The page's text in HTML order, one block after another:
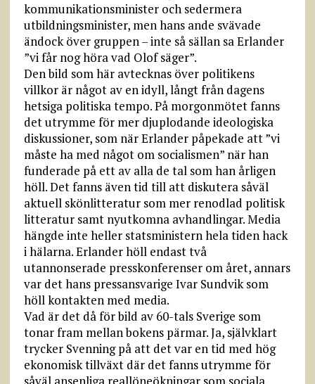
kommunikationsminister och sedermera
utbildningsminister, men hans ande svävade
ändock över gruppen – inte så sällan sa Erlander
”vi får nog höra vad Olof säger”.
Den bild som här avtecknas över politikens
villkor är något av en idyll, långt från dagens
hetsiga politiska tempo. På morgonmötet fanns
det utrymme för mer djuplodande ideologiska
diskussioner, som när Erlander påpekade att ”vi
måste ha med något om socialismen” när han
funderade på ett av alla de tal som han årligen
höll. Det fanns även tid till att diskutera såväl
aktuell skönlitteratur som mer renodlad politisk
litteratur samt nyutkomna avhandlingar. Media
hängde inte heller statsministern hela tiden hack
i hälarna. Erlander höll endast två
utannonserade presskonferenser om året, annars
var det hans pressansvarige Ivar Sundvik som
höll kontakten med media.
Vad är det då för bild av 60-tals Sverige som
tonar fram mellan bokens pärmar. Ja, självklart
trycker Svenning på att det var en tid med hög
ekonomisk tillväxt där det fanns utrymme för